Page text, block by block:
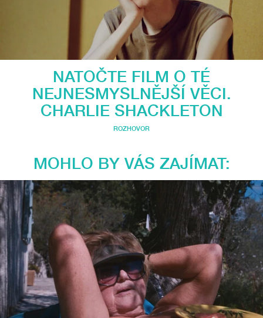
NATOČTE FILM O TÉ
NEJNESMYSLNĚJŠÍ VĚCI.
CHARLIE SHACKLETON
ROZHOVOR
MOHLO BY VÁS ZAJÍMAT: